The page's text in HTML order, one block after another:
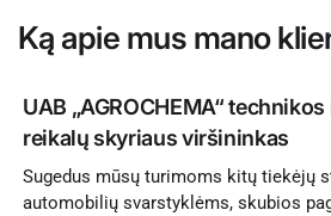
Ką apie mus mano
UAB „AGROCHEMA“
reikalų skyriaus viršininkas
Sugedus mūsų turimoms kitų tiekėjų
automobilių svarstyklėms, skubios